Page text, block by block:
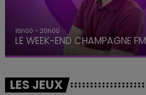
7h00 - 12h00
LE WEEK-END CHAMPAGNE FM
LES JEUX